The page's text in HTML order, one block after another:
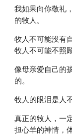
我如果向你敬礼
的牧人。
牧人不可能没有
牧人不可能不照
像母亲爱自己的
的。
牧人的眼泪是人
真正的牧人，一
担心羊的神情，